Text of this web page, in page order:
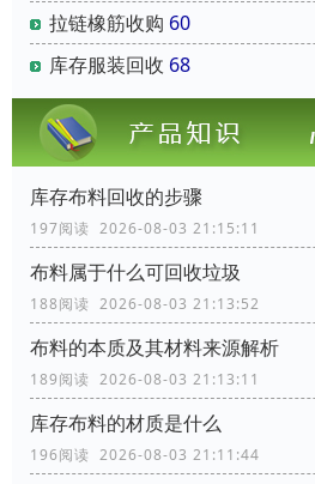
拉链橡筋收购 60
库存服装回收 68
库存布料回收的步骤
197阅读 2026-08-03 21:15:11
布料属于什么可回收垃圾
188阅读 2026-08-03 21:13:52
布料的本质及其材料来源解析
189阅读 2026-08-03 21:13:11
库存布料的材质是什么
196阅读 2026-08-03 21:11:44